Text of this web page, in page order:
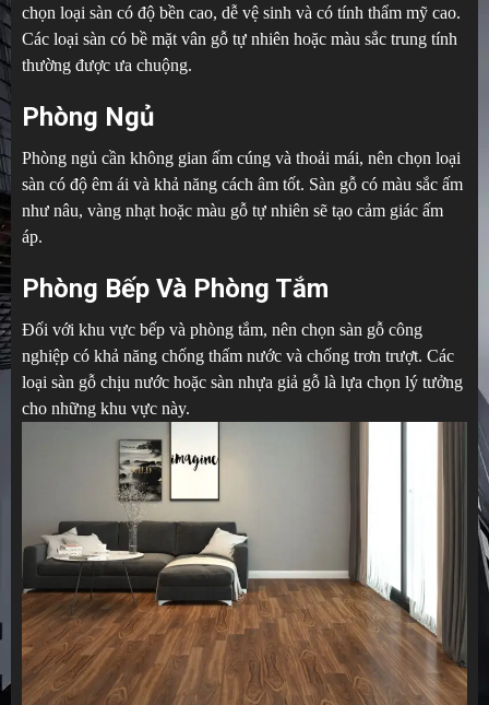
chọn loại sàn có độ bền cao, dễ vệ sinh và có tính thẩm mỹ cao.
Các loại sàn có bề mặt vân gỗ tự nhiên hoặc màu sắc trung tính
thường được ưa chuộng.
Phòng Ngủ
Phòng ngủ cần không gian ấm cúng và thoải mái, nên chọn loại
sàn có độ êm ái và khả năng cách âm tốt. Sàn gỗ có màu sắc ấm
như nâu, vàng nhạt hoặc màu gỗ tự nhiên sẽ tạo cảm giác ấm
áp.
Phòng Bếp Và Phòng Tắm
Đối với khu vực bếp và phòng tắm, nên chọn sàn gỗ công
nghiệp có khả năng chống thấm nước và chống trơn trượt. Các
loại sàn gỗ chịu nước hoặc sàn nhựa giả gỗ là lựa chọn lý tưởng
cho những khu vực này.